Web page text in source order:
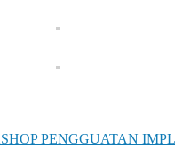
PENGGUATAN